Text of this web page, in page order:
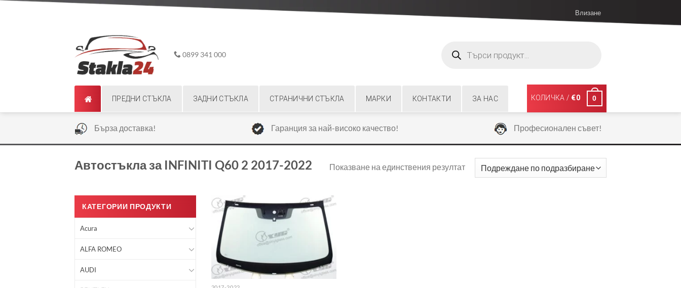
Влизане
0899 341 000
search
ПРЕДНИ СТЪКЛА ЗАДНИ СТЪКЛА СТРАНИЧНИ СТЪКЛА МАРКИ КОНТАКТИ ЗА НАС КОЛИЧКА / €0 0
Бърза доставка! Гаранция за най-високо качество! Професионален съвет!
Автостъкла за INFINITI Q60 2 2017-2022 Показване на единствения резултат
КАТЕГОРИИ ПРОДУКТИ
Acura
ALFA ROMEO
AUDI